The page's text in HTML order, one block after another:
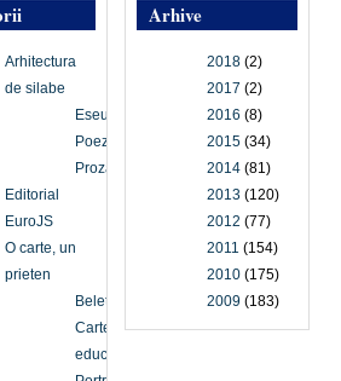
Arhive
2018 (2)
2017 (2)
2016 (8)
2015 (34)
2014 (81)
2013 (120)
2012 (77)
2011 (154)
2010 (175)
2009 (183)
Arhitectura
de silabe
Eseu
Poezie
Proză
Editorial
EuroJS
O carte, un
prieten
Beletristică
Carte
educațională